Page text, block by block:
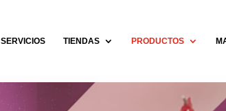
SERVICIOS TIENDAS PRODUCTOS